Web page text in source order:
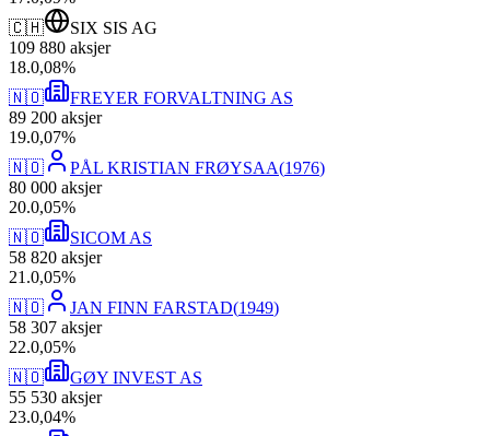
🇨🇭
SIX SIS AG
109 880 aksjer
18.0,08%
🇳🇴
FREYER FORVALTNING AS
89 200 aksjer
19.0,07%
🇳🇴
PÅL KRISTIAN FRØYSAA(1976)
80 000 aksjer
20.0,05%
🇳🇴
SICOM AS
58 820 aksjer
21 .0,05%
🇳🇴
JAN FINN FARSTAD(1949)
58 307 aksjer
22.0,05%
🇳🇴
GØY INVEST AS
55 530 aksjer
23.0,04%